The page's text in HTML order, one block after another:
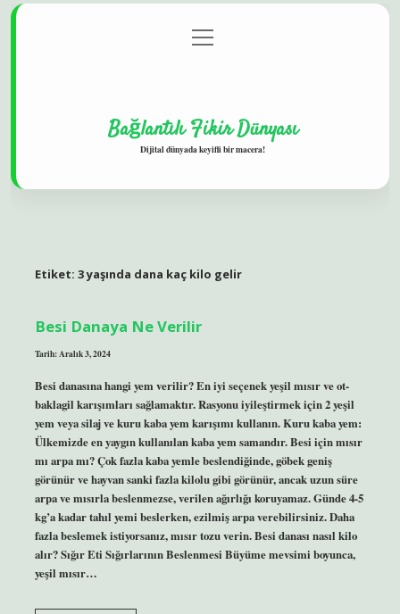
Gizlilik Politikası
menüyü
aç
Bağlantılı Fikir Dünyası
Dijital dünyada keyifli bir macera!
Etiket: 3 yaşında dana kaç kilo gelir
Besi Danaya Ne Verilir
Tarih: Aralık 3, 2024
Besi danasına hangi yem verilir? En iyi seçenek yeşil mısır ve ot-
baklagil karışımları sağlamaktır. Rasyonu iyileştirmek için 2 yeşil
yem veya silaj ve kuru kaba yem karışımı kullanın. Kuru kaba yem:
Ülkemizde en yaygın kullanılan kaba yem samandır. Besi için mısır
mı arpa mı? Çok fazla kaba yemle beslendiğinde, göbek geniş
görünür ve hayvan sanki fazla kilolu gibi görünür, ancak uzun süre
arpa ve mısırla beslenmezse, verilen ağırlığı koruyamaz. Günde 4-5
kg’a kadar tahıl yemi beslerken, ezilmiş arpa verebilirsiniz. Daha
fazla beslemek istiyorsanız, mısır tozu verin. Besi danası nasıl kilo
alır? Sığır Eti Sığırlarının Beslenmesi Büyüme mevsimi boyunca,
yeşil mısır…